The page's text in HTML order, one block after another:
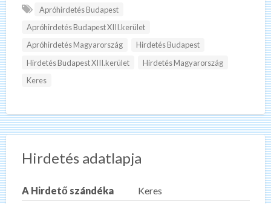
Apróhirdetés Budapest
Apróhirdetés Budapest XIII.kerület
Apróhirdetés Magyarország
Hirdetés Budapest
Hirdetés Budapest XIII.kerület
Hirdetés Magyarország
Keres
Hirdetés adatlapja
A Hirdető szándéka
Keres